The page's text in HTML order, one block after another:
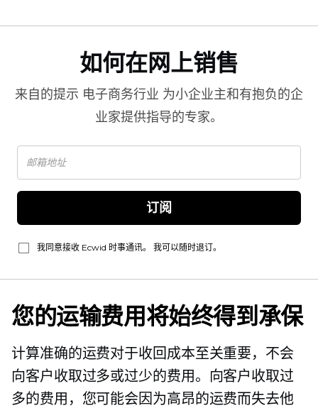
如何在网上销售
来自的提示 电子商务行业 为小企业主和有抱负的企
业家提供指导的专家。
订阅
我同意接收 Ecwid 时事通讯。 我可以随时退订。
您的运输费用将始终得到承保
计算准确的运费对于收回成本至关重要，不会
向客户收取过多或过少的费用。向客户收取过
多的费用，您可能会因为高昂的运费而失去他